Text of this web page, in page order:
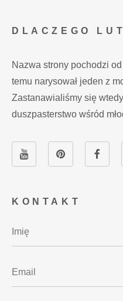
KONTAKT
DLACZEGO
Nazwa strony pochodzi
temu narysował jeden z
Zastanawialiśmy się
duszpasterstwo wśród